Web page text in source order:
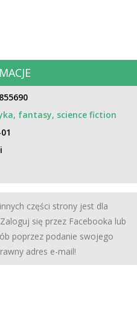
fantasy, science fiction
części strony jest dla
się przez Facebooka lub
poprzez podanie swojego
adres e-mail!